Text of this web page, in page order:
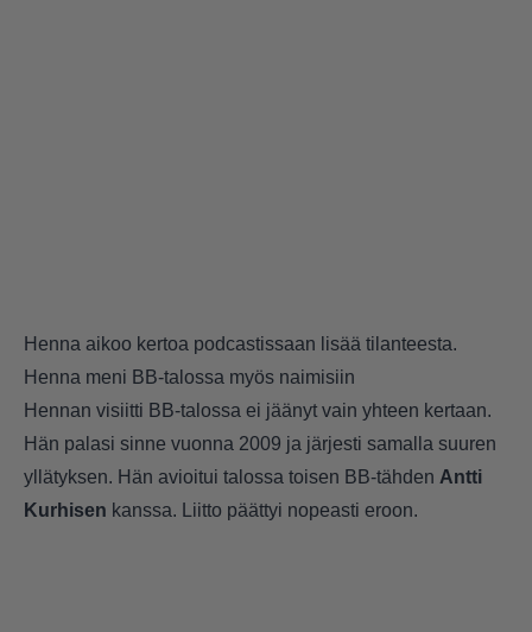
Henna aikoo kertoa podcastissaan lisää tilanteesta.
Henna meni BB-talossa myös naimisiin
Hennan visiitti BB-talossa ei jäänyt vain yhteen kertaan.
Hän palasi sinne vuonna 2009 ja järjesti samalla suuren
yllätyksen. Hän avioitui talossa toisen BB-tähden Antti
Kurhisen kanssa. Liitto päättyi nopeasti eroon.